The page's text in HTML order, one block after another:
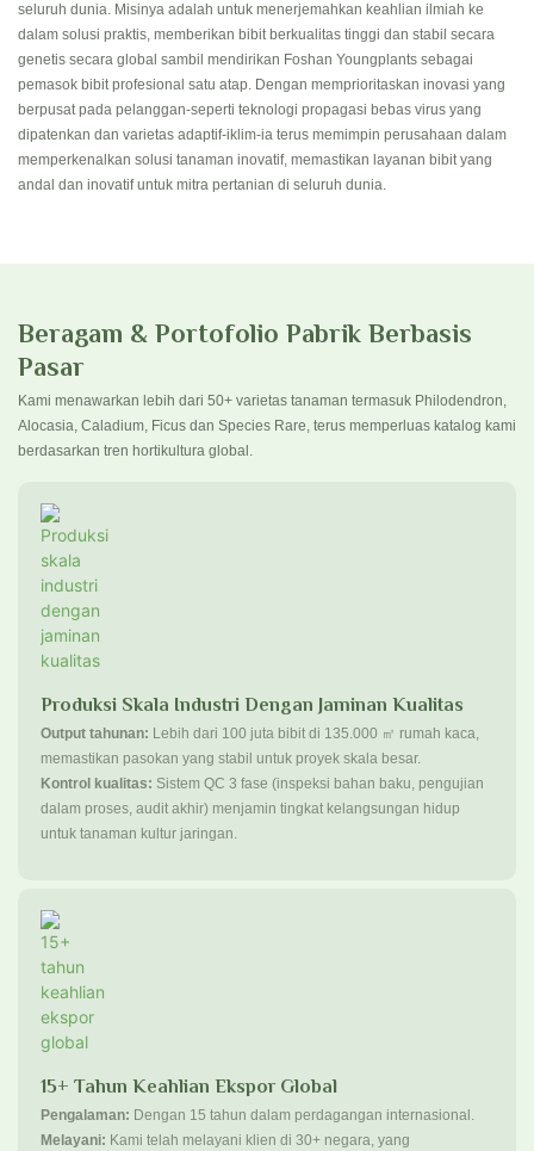
seluruh dunia. Misinya adalah untuk menerjemahkan keahlian ilmiah ke
dalam solusi praktis, memberikan bibit berkualitas tinggi dan stabil secara
genetis secara global sambil mendirikan Foshan Youngplants sebagai
pemasok bibit profesional satu atap. Dengan memprioritaskan inovasi yang
berpusat pada pelanggan-seperti teknologi propagasi bebas virus yang
dipatenkan dan varietas adaptif-iklim-ia terus memimpin perusahaan dalam
memperkenalkan solusi tanaman inovatif, memastikan layanan bibit yang
andal dan inovatif untuk mitra pertanian di seluruh dunia.
Beragam & Portofolio Pabrik Berbasis
Pasar
Kami menawarkan lebih dari 50+ varietas tanaman termasuk Philodendron,
Alocasia, Caladium, Ficus dan Species Rare, terus memperluas katalog kami
berdasarkan tren hortikultura global.
Produksi Skala Industri Dengan Jaminan Kualitas
Output tahunan: Lebih dari 100 juta bibit di 135.000 ㎡ rumah kaca,
memastikan pasokan yang stabil untuk proyek skala besar.
Kontrol kualitas: Sistem QC 3 fase (inspeksi bahan baku, pengujian
dalam proses, audit akhir) menjamin tingkat kelangsungan hidup
untuk tanaman kultur jaringan.
15+ Tahun Keahlian Ekspor Global
Pengalaman: Dengan 15 tahun dalam perdagangan internasional.
Melayani: Kami telah melayani klien di 30+ negara, yang